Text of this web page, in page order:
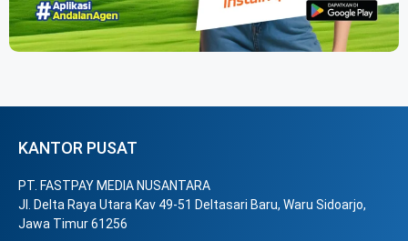
KANTOR PUSAT
PT. FASTPAY MEDIA NUSANTARA
Jl. Delta Raya Utara Kav 49-51 Deltasari Baru, Waru Sidoarjo,
Jawa Timur 61256